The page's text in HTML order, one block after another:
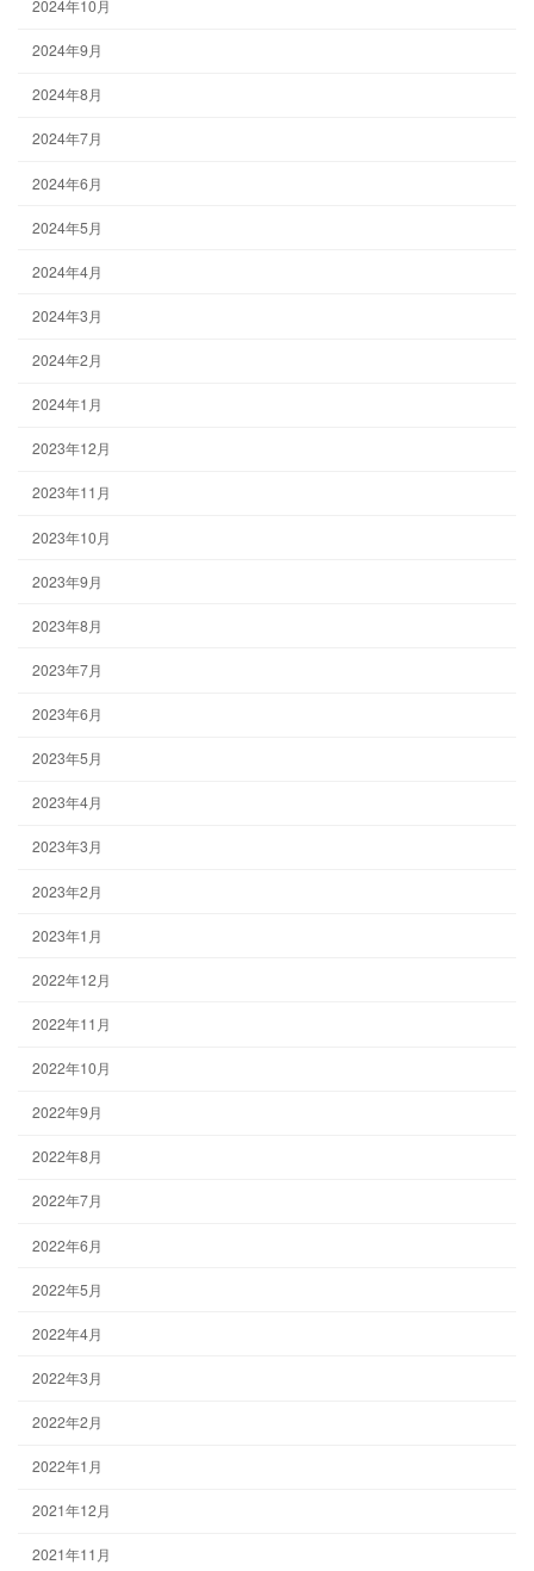
2024年10月
2024年9月
2024年8月
2024年7月
2024年6月
2024年5月
2024年4月
2024年3月
2024年2月
2024年1月
2023年12月
2023年11月
2023年10月
2023年9月
2023年8月
2023年7月
2023年6月
2023年5月
2023年4月
2023年3月
2023年2月
2023年1月
2022年12月
2022年11月
2022年10月
2022年9月
2022年8月
2022年7月
2022年6月
2022年5月
2022年4月
2022年3月
2022年2月
2022年1月
2021年12月
2021年11月